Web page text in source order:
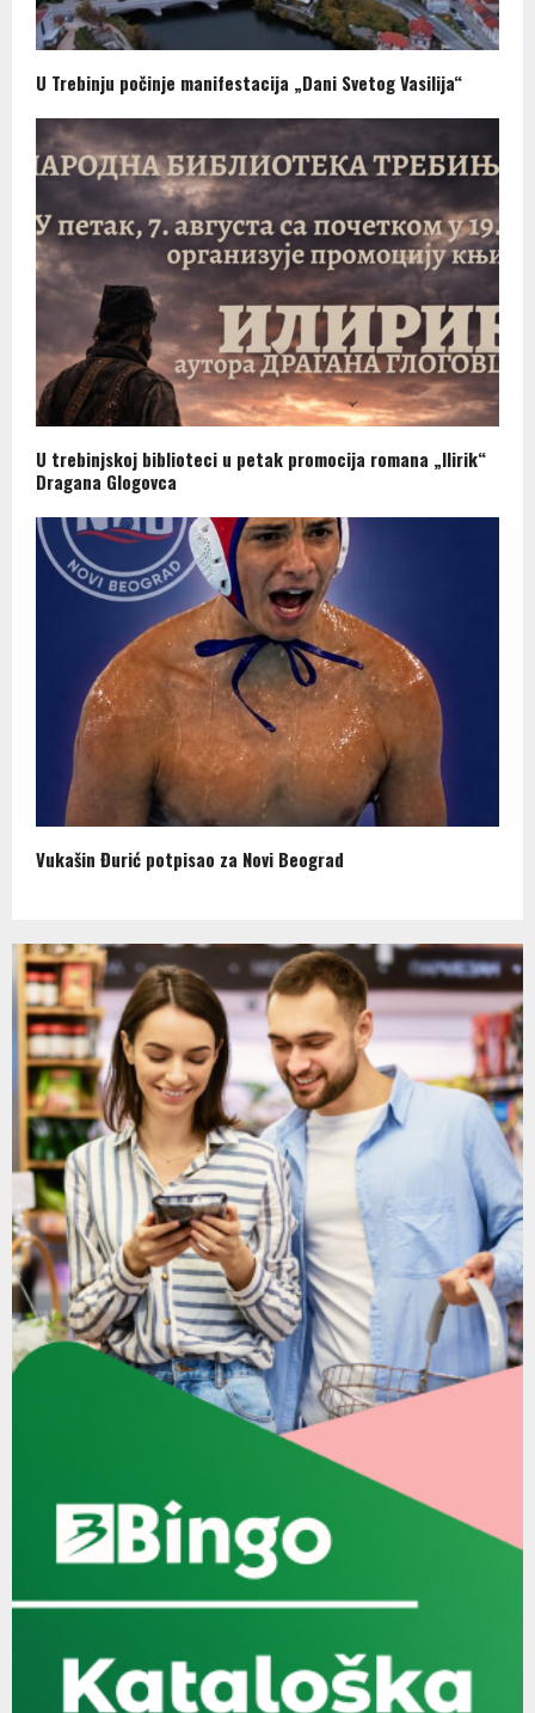
U Trebinju počinje manifestacija „Dani Svetog Vasilija“
U trebinjskoj biblioteci u petak promocija romana „Ilirik“
Dragana Glogovca
Vukašin Đurić potpisao za Novi Beograd